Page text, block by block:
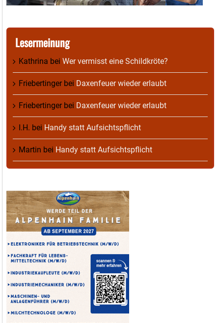
Lesermeinung
Kathrina bei Wer vermisst eine Schildkröte?
Friebertingerbei Daxenfeuer wieder erlaubt
Friebertingerbei Daxenfeuer wieder erlaubt
I.H. bei Handy statt Aufsichtspflicht
Martin bei Handy statt Aufsichtspflicht